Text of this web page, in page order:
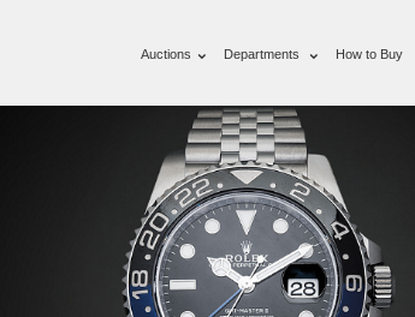
Auctions Departments How to Buy